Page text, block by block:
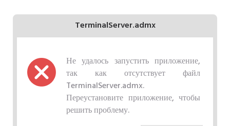
TerminalServer.admx
Не удалось запустить приложение,
так как отсутствует файл
TerminalServer.admx.
Переустановите приложение, чтобы
решить проблему.